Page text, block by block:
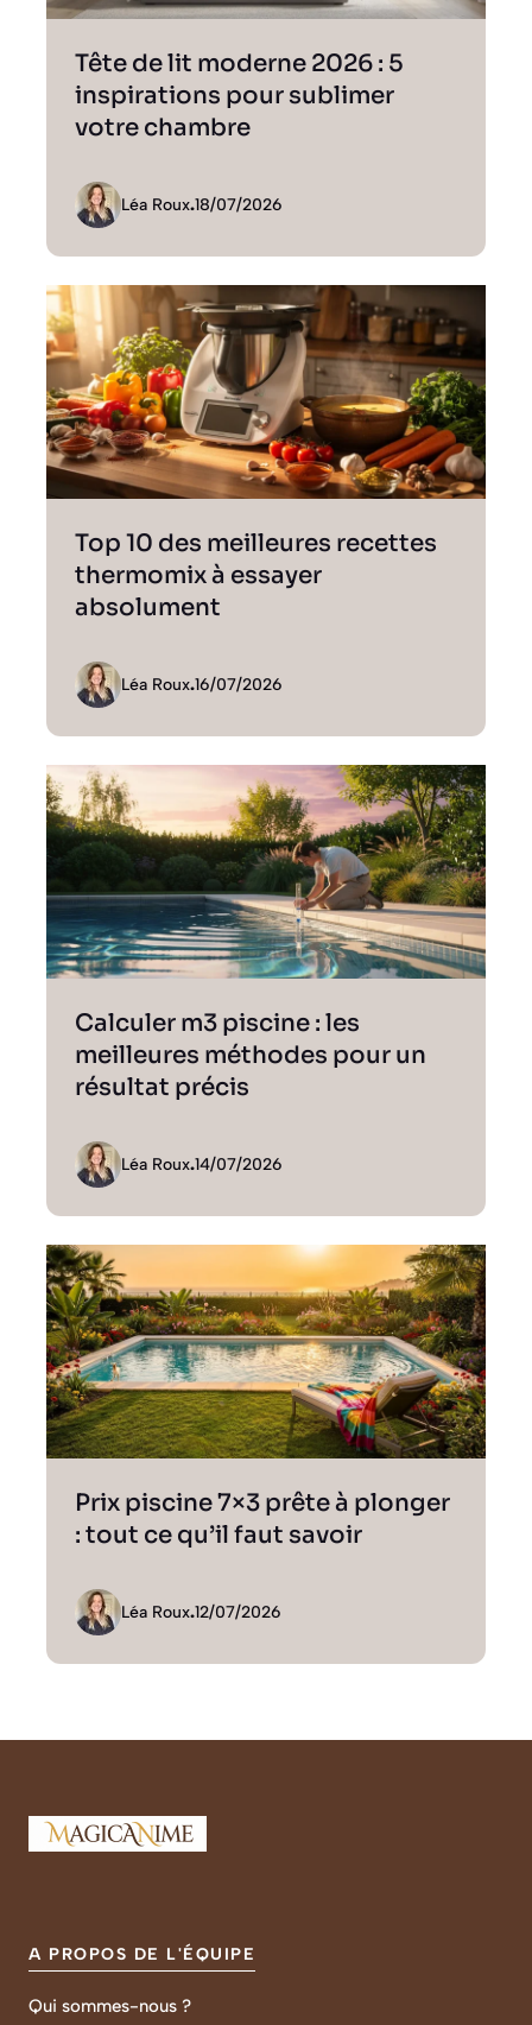
Tête de lit moderne 2026 : 5
inspirations pour sublimer
votre chambre
Léa Roux.18/07/2026
Top 10 des meilleures recettes
thermomix à essayer
absolument
Léa Roux.16/07/2026
Calculer m3 piscine : les
meilleures méthodes pour un
résultat précis
Léa Roux.14/07/2026
Prix piscine 7×3 prête à plonger
: tout ce qu’il faut savoir
Léa Roux.12/07/2026
A PROPOS DE L'ÉQUIPE
Qui sommes-nous ?